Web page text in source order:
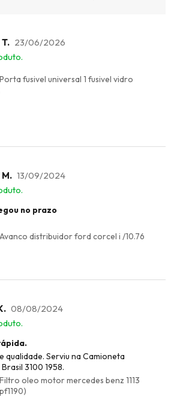
23/06/2026
fusivel universal 1 fusivel vidro
13/09/2024
no prazo
distribuidor ford corcel i /10.76
08/08/2024
qualidade. Serviu na Camioneta
3100 1958.
oleo motor mercedes benz 1113